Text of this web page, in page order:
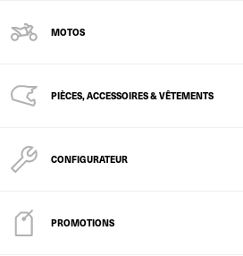
MOTOS
PIÈCES, ACCESSOIRES & VÊTEMENTS
CONFIGURATEUR
PROMOTIONS